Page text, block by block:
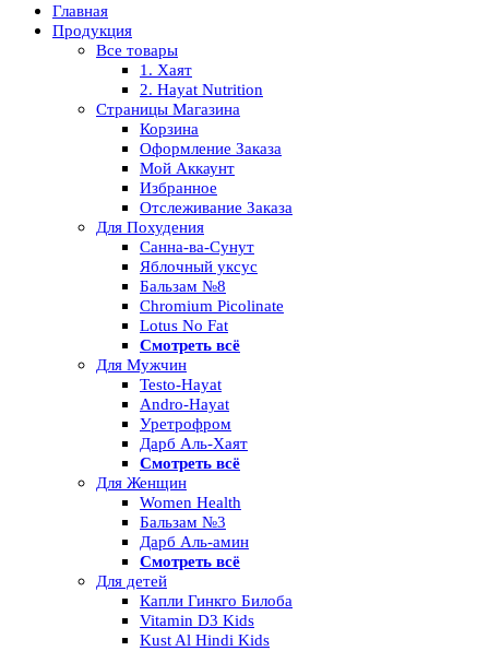
Главная
Продукция
Все товары
1. Хаят
2. Hayat Nutrition
Страницы Магазина
Корзина
Оформление Заказа
Мой Аккаунт
Избранное
Отслеживание Заказа
Для Похудения
Санна-ва-Сунут
Яблочный уксус
Бальзам №8
Chromium Picolinate
Lotus No Fat
Смотреть всё
Для Мужчин
Testo-Hayat
Andro-Hayat
Уретрофром
Дарб Аль-Хаят
Смотреть всё
Для Женщин
Women Health
Бальзам №3
Дарб Аль-амин
Смотреть всё
Для детей
Капли Гинкго Билоба
Vitamin D3 Kids
Kust Al Hindi Kids